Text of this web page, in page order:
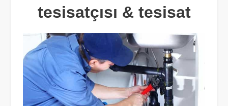
tesisatçısı & tesisat